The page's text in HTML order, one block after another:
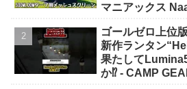
マニアックス
ゴールゼロ上位
新作ランタン
果たして
か⁉️ - CAMP